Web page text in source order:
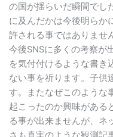
の国が揺らいだ瞬間でし
に及んだかは今後明らか
許される事ではありませ
今後SNSに多くの考察が
を気付付けるような書き
ない事を祈ります。子供
す。またなぜこのような
起こったのか興味がある
る事が出来ませんが、ネ